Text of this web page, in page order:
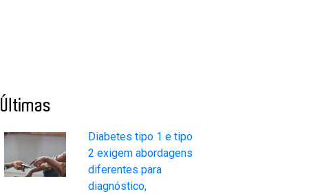
Últimas
Diabetes tipo 1 e tipo
2 exigem abordagens
diferentes para
diagnóstico,